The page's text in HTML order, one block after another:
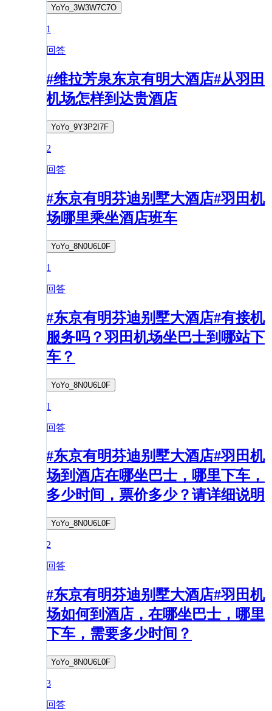
YoYo_3W3W7C7O
1
回答
#维拉芳泉东京有明大酒店#从羽田
机场怎样到达贵酒店
YoYo_9Y3P2I7F
2
回答
#东京有明芬迪别墅大酒店#羽田机
场哪里乘坐酒店班车
YoYo_8N0U6L0F
1
回答
#东京有明芬迪别墅大酒店#有接机
服务吗？羽田机场坐巴士到哪站下
车？
YoYo_8N0U6L0F
1
回答
#东京有明芬迪别墅大酒店#羽田机
场到酒店在哪坐巴士，哪里下车，
多少时间，票价多少？请详细说明
YoYo_8N0U6L0F
2
回答
#东京有明芬迪别墅大酒店#羽田机
场如何到酒店，在哪坐巴士，哪里
下车，需要多少时间？
YoYo_8N0U6L0F
3
回答